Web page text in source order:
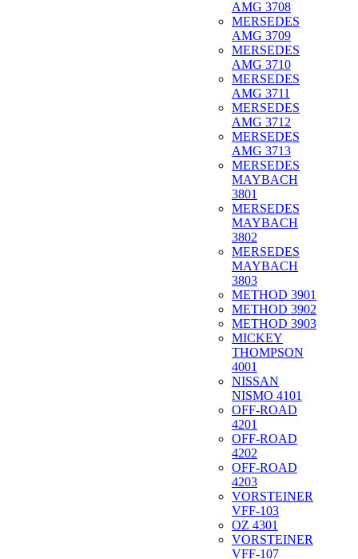
AMG 3708
MERSEDES
AMG 3709
MERSEDES
AMG 3710
MERSEDES
AMG 3711
MERSEDES
AMG 3712
MERSEDES
AMG 3713
MERSEDES
MAYBACH
3801
MERSEDES
MAYBACH
3802
MERSEDES
MAYBACH
3803
METHOD 3901
METHOD 3902
METHOD 3903
MICKEY
THOMPSON
4001
NISSAN
NISMO 4101
OFF-ROAD
4201
OFF-ROAD
4202
OFF-ROAD
4203
VORSTEINER
VFF-103
OZ 4301
VORSTEINER
VFF-107